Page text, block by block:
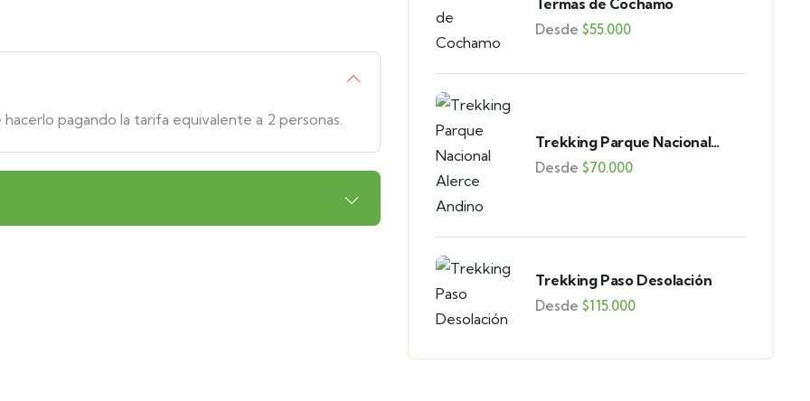
pagando la tarifa equivalente a 2 personas.
Desde $55.000
Trekking Parque Nacional
Alerce Andino
Desde $70.000
Trekking Paso Desolación
Desde $115.000